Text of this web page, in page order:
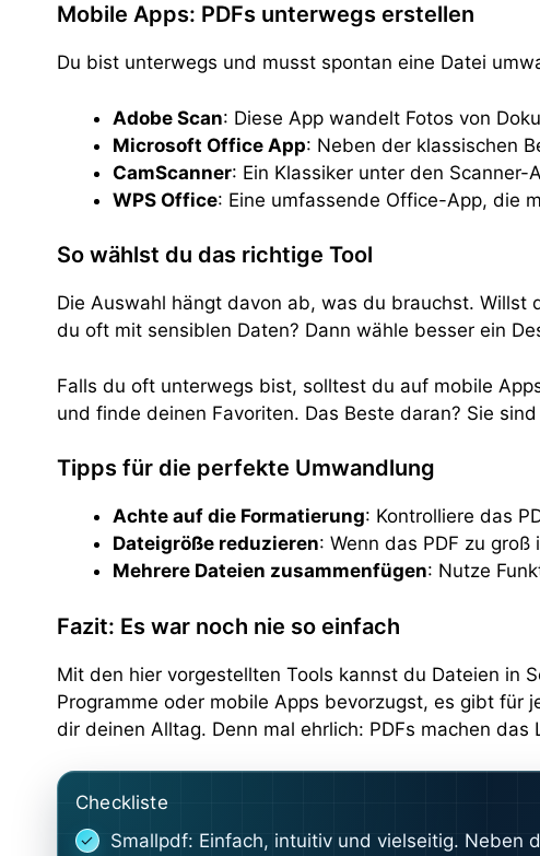
Mobile Apps: PDFs unterwegs erstellen
Du bist unterwegs und musst spontan eine Datei
Adobe Scan: Diese App wandelt Fotos von
Microsoft Office App: Neben der klassischen
CamScanner: Ein Klassiker unter den
WPS Office: Eine umfassende Office-App, die
So wählst du das richtige Tool
Die Auswahl hängt davon ab, was du brauchst.
du oft mit sensiblen Daten? Dann wähle besser ein
Falls du oft unterwegs bist, solltest du auf mobile
und finde deinen Favoriten. Das Beste daran? Sie
Tipps für die perfekte Umwandlung
Achte auf die Formatierung: Kontrolliere das
Dateigröße reduzieren: Wenn das PDF zu
Mehrere Dateien zusammenfügen: Nutze
Fazit: Es war noch nie so einfach
Mit den hier vorgestellten Tools kannst du Dateien in
Programme oder mobile Apps bevorzugst, es gibt für
dir deinen Alltag. Denn mal ehrlich: PDFs machen das
Checkliste
Smallpdf: Einfach, intuitiv und vielseitig. Neben